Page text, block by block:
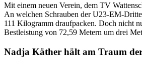
Mit einem neuen Verein, dem TV
An welchen Schrauben der U23-EM-
111 Kilogramm draufpacken. Doch nicht
Bestleistung von 72,59 Metern um drei
Nadja Käther hält am Traum